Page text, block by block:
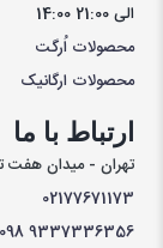
14:00 الی 21:00
محصولات اُرگت
محصولات ارگانیک
ارتباط با ما
تهران - میدان هفت
02177671173
0989337336356